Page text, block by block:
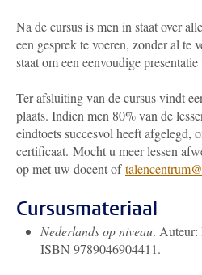
Na de cursus is men in staat over
een gesprek te voeren, zonder al te
staat om een eenvoudige
Ter afsluiting van de cursus vindt
plaats. Indien men 80% van de
eindtoets succesvol heeft afgelegd,
certificaat. Mocht u meer lessen
op met uw docent of
Cursusmateriaal
Nederlands op niveau. Auteur:
ISBN 9789046904411.